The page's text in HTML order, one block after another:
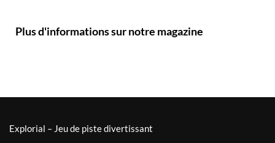
Plus d'informations sur notre magazine
Explorial – Jeu de piste divertissant